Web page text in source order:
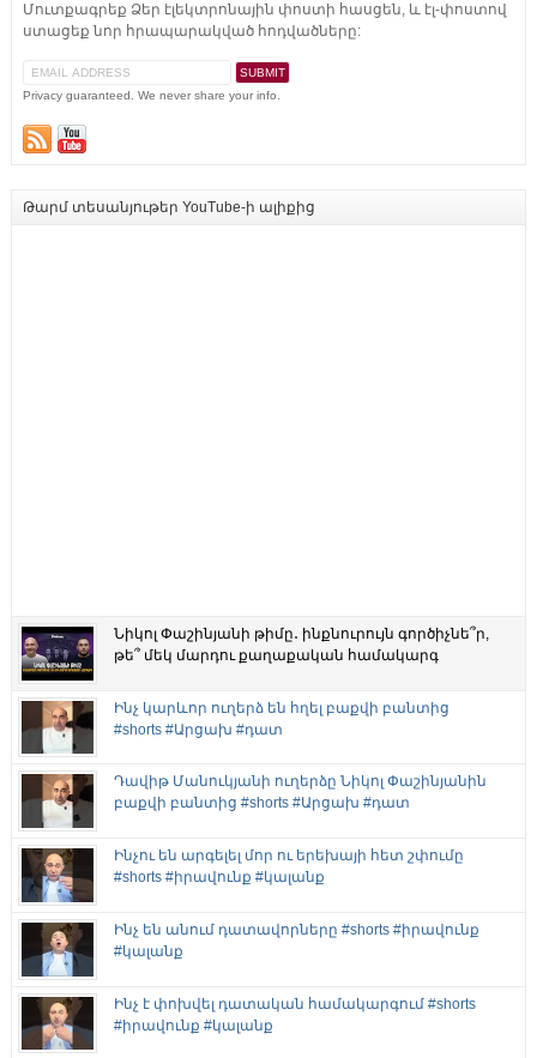
Մուտքագրեք Ձեր էլեկտրոնային փոստի հասցեն, և էլ-փոստով
ստացեք նոր հրապարակված հոդվածները:
Privacy guaranteed. We never share your info.
Թարմ տեսանյութեր YouTube-ի ալիքից
Նիկոլ Փաշինյանի թիմը․ ինքնուրույն գործիչնե՞ր,
թե՞ մեկ մարդու քաղաքական համակարգ
Ինչ կարևոր ուղերձ են հղել բաքվի բանտից
#shorts #Արցախ #դատ
Դավիթ Մանուկյանի ուղերձը Նիկոլ Փաշինյանին
բաքվի բանտից #shorts #Արցախ #դատ
Ինչու են արգելել մոր ու երեխայի հետ շփումը
#shorts #իրավունք #կալանք
Ինչ են անում դատավորները #shorts #իրավունք
#կալանք
Ինչ է փոխվել դատական համակարգում #shorts
#իրավունք #կալանք